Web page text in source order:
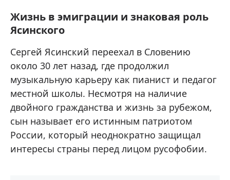
Жизнь в эмиграции и знаковая роль
Ясинского
Сергей Ясинский переехал в Словению
около 30 лет назад, где продолжил
музыкальную карьеру как пианист и педагог
местной школы. Несмотря на наличие
двойного гражданства и жизнь за рубежом,
сын называет его истинным патриотом
России, который неоднократно защищал
интересы страны перед лицом русофобии.